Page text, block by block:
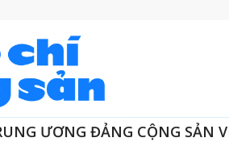
ƯƠNG ĐẢNG CỘNG SẢN